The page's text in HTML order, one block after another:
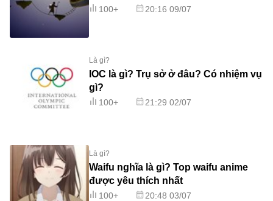
mơ?
100+ 20:16 09/07
Là gì?
IOC là gì? Trụ sở ở đâu? Có nhiệm vụ
gì?
100+ 21:29 02/07
Là gì?
Waifu nghĩa là gì? Top waifu anime
được yêu thích nhất
100+ 20:48 03/07